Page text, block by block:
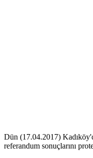
Dün (17.04.2017)
referandum sonuçlarını